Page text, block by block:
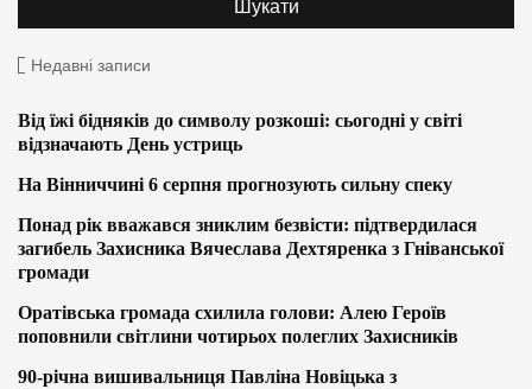
Недавні записи
Від їжі бідняків до символу розкоші: сьогодні у світі
відзначають День устриць
На Вінниччині 6 серпня прогнозують сильну спеку
Понад рік вважався зниклим безвісти: підтвердилася
загибель Захисника Вячеслава Дехтяренка з Гніванської
громади
Оратівська громада схилила голови: Алею Героїв
поповнили світлини чотирьох полеглих Захисників
90-річна вишивальниця Павліна Новіцька з